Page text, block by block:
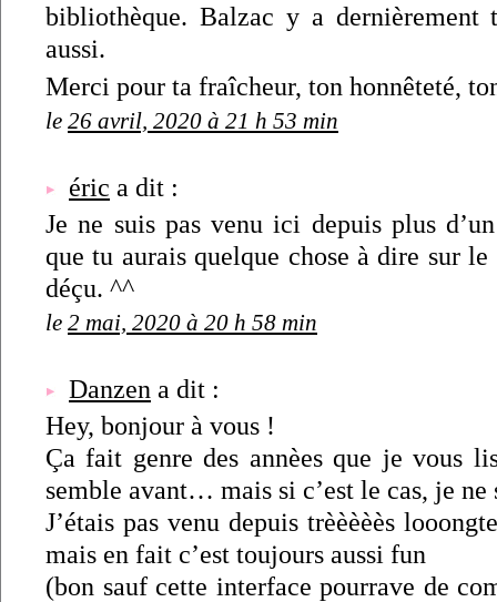
bibliothèque. Balzac y a dernièrement
aussi.
Merci pour ta fraîcheur, ton honnêteté,
le 26 avril, 2020 à 21 h 53 min
éric a dit :
Je ne suis pas venu ici depuis plus
que tu aurais quelque chose à dire sur le
déçu. ^^
le 2 mai, 2020 à 20 h 58 min
Danzen a dit :
Hey, bonjour à vous !
Ça fait genre des annèes que je vous
semble avant… mais si c’est le cas, je ne
J’étais pas venu depuis trèèèèès
mais en fait c’est toujours aussi fun
(bon sauf cette interface pourrave de